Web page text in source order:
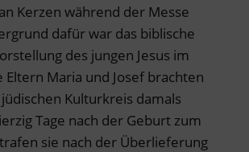
Kerzen während der Messe
dafür war das biblische
des jungen Jesus im
Eltern Maria und Josef brachten
Kulturkreis damals
Tage nach der Geburt zum
sie nach der Überlieferung